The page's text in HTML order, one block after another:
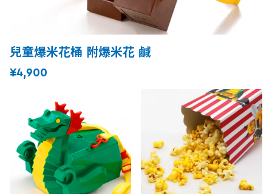
兒童爆米花桶 附爆米花 鹹
¥4,900